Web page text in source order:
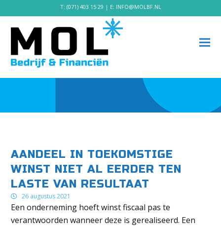
T: (071) 403 15 29 | E: INFO@MOLBF.NL
AANDEEL IN TOEKOMSTIGE
WINST NIET AL EERDER TEN
LASTE VAN RESULTAAT
26 augustus 2021
Een onderneming hoeft winst fiscaal pas te
verantwoorden wanneer deze is gerealiseerd. Een